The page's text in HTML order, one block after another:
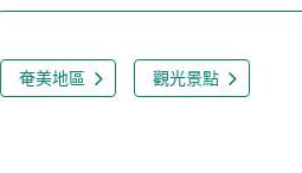
奄美地區 觀光景點